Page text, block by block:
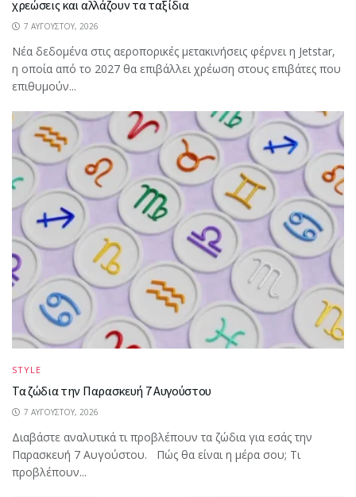
χρεώσεις και αλλάζουν τα ταξίδια
7 ΑΥΓΟΎΣΤΟΥ, 2026
Νέα δεδομένα στις αεροπορικές μετακινήσεις φέρνει η Jetstar,
η οποία από το 2027 θα επιβάλλει χρέωση στους επιβάτες που
επιθυμούν...
STYLE
Τα ζώδια την Παρασκευή 7 Αυγούστου
7 ΑΥΓΟΎΣΤΟΥ, 2026
Διαβάστε αναλυτικά τι προβλέπουν τα ζώδια για εσάς την
Παρασκευή 7 Αυγούστου. Πώς θα είναι η μέρα σου; Τι
προβλέπουν...